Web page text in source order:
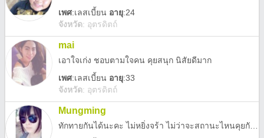
เพศ:เลสเบี้ยน อายุ:24
จังหวัด: อุตรดิตถ์
mai
เอาใจเก่ง ชอบตามใจคน คุยสนุก นิสัยดีมาก
เพศ:เลสเบี้ยน อายุ:33
จังหวัด: อุตรดิตถ์
Mungming